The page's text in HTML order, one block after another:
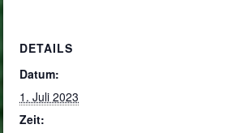
DETAILS
Datum:
1. Juli 2023
Zeit: